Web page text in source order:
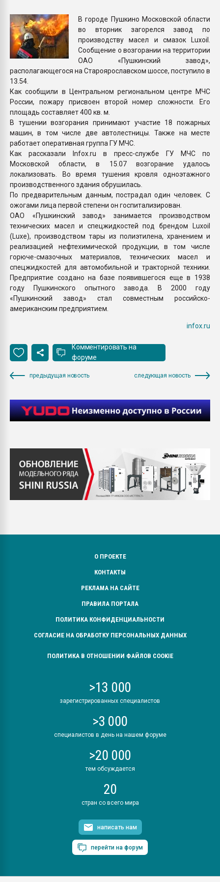
ПЕРЕЙТИ НА
В городе Пушкино Московской области
во вторник загорелся завод по
производству масел и смазок Luxoil.
Сообщение о возгорании на территории
ОАО «Пушкинский завод»,
располагающегося на Староярославском шоссе, поступило в
13.54.
Как сообщили в Центральном региональном центре МЧС
России, пожару присвоен второй номер сложности. Его
площадь составляет 400 кв. м.
В тушении возгорания принимают участие 18 пожарных
машин, в том числе две автолестницы. Также на месте
работает оперативная группа ГУ МЧС.
Как рассказали Infox.ru в пресс-службе ГУ МЧС по
Московской области, в 15.07 возгорание удалось
локализовать. Во время тушения кровля одноэтажного
производственного здания обрушилась.
По предварительным данным, пострадал один человек. С
ожогами лица первой степени он госпитализирован.
ОАО «Пушкинский завод» занимается производством
технических масел и спецжидкостей под брендом Luxoil
(Luxe), производством тары из полиэтилена, хранением и
реализацией нефтехимической продукции, в том числе
горюче-смазочных материалов, технических масел и
спецжидкостей для автомобильной и тракторной техники.
Предприятие создано на базе появившегося еще в 1938
году Пушкинского опытного завода. В 2000 году
«Пушкинский завод» стал совместным российско-
американским предприятием.
infox.ru
Комментировать на
форуме
предыдущая новость следующая новость
О ПРОЕКТЕ
КОНТАКТЫ
РЕКЛАМА НА САЙТЕ
ПРАВИЛА ПОРТАЛА
ПОЛИТИКА КОНФИДЕНЦИАЛЬНОСТИ
СОГЛАСИЕ НА ОБРАБОТКУ ПЕРСОНАЛЬНЫХ ДАННЫХ
ПОЛИТИКА В ОТНОШЕНИИ ФАЙЛОВ COOKIE
>13 000
зарегистрированных специалистов
>3 000
специалистов в день на нашем форуме
>20 000
тем обсуждается
20
стран со всего мира
написать нам
перейти на форум